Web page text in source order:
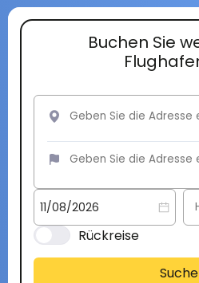
Buchen Sie
Rückreise
Suche